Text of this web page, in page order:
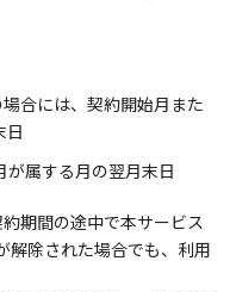
合には、契約開始月また
日
属する月の翌月末日
期間の途中で本サービス
解除された場合でも、利用